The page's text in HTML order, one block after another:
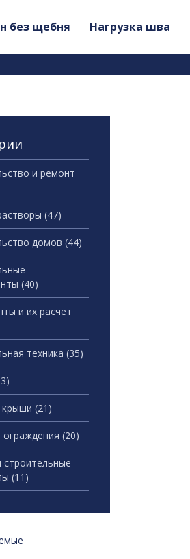
без щебня Нагрузка шва
и ремонт
(47)
домов (44)
(40)
и их расчет
техника (35)
крыши (21)
(20)
(11)